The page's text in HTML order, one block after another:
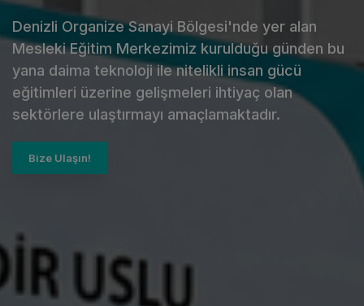
Denizli Organize Sanayi Bölgesi'nde yer alan
Mesleki Eğitim Merkezimiz kurulduğu günden bu
yana daima teknoloji ile nitelikli insan gücü
eğitimleri üzerine gelişmeleri ihtiyaç olan
sektörlere ulaştırmayı amaçlamaktadır.
Bize Ulaşın!